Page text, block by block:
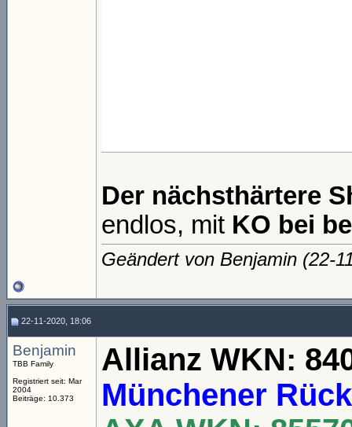
Der nächsthärtere
endlos, mit KO bei
Geändert von Benjamin (22-
22-11-2020, 18:06
Benjamin
TBB Family
Registriert seit: Mar
2004
Beiträge: 10.373
Allianz WKN:
Münchener